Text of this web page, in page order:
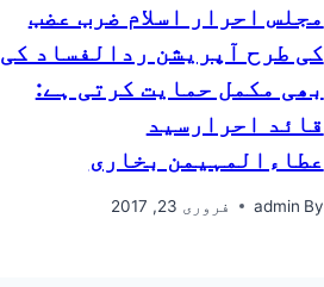
مجلس احرار اسلام ضرب عضب
کی طرح آپریشن ردالفساد کی
بھی مکمل حمایت کرتی ہے:
قائد احرارسید
عطاءالمہیمن بخاری
By
admin فروری 23, 2017